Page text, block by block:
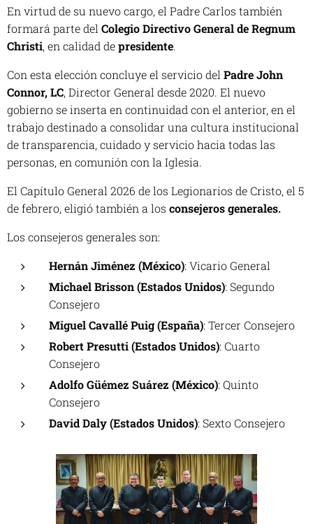
En virtud de su nuevo cargo, el Padre Carlos también
formará parte del Colegio Directivo General de Regnum
Christi, en calidad depresidente.
Con esta elección concluye el servicio del Padre John
Connor, LC, Director General desde 2020. El nuevo
gobierno se inserta en continuidad con el anterior, en el
trabajo destinado a consolidar una cultura institucional
de transparencia, cuidado y servicio hacia todas las
personas, en comunión con la Iglesia.
El Capítulo General 2026 de los Legionarios de Cristo, el 5
de febrero, eligió también a los consejeros generales.
Los consejeros generales son:
Hernán Jiménez (México): Vicario General
Michael Brisson (Estados Unidos): Segundo
Consejero
Miguel Cavallé Puig (España): Tercer Consejero
Robert Presutti (Estados Unidos): Cuarto
Consejero
Adolfo Güémez Suárez (México): Quinto
Consejero
David Daly (Estados Unidos): Sexto Consejero